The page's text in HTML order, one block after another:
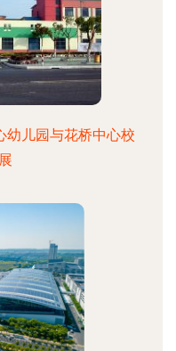
幼儿园与花桥中心校